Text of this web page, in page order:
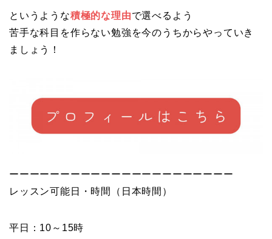
というような積極的な理由で選べるよう
苦手な科目を作らない勉強を今のうちからやっていき
ましょう！
ーーーーーーーーーーーーーーーーーーーーーー
レッスン可能日・時間（日本時間）
平日：10～15時